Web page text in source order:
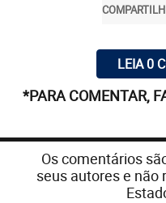
LEIA 0
*PARA COMENTAR,
Os comentários
seus autores e não